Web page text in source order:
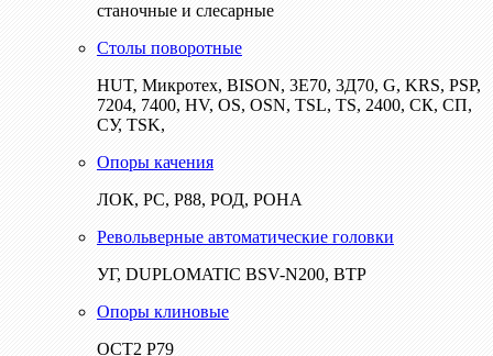
станочные и слесарные
Столы поворотные
HUT, Микротех, BISON, 3Е70, 3Д70, G, KRS, PSP,
7204, 7400, HV, OS, OSN, TSL, TS, 2400, СК, СП,
СУ, TSK,
Опоры качения
ЛОК, РС, Р88, РОД, РОНА
Револьверные автоматические головки
УГ, DUPLOMATIC BSV-N200, ВТР
Опоры клиновые
ОСТ2 Р79